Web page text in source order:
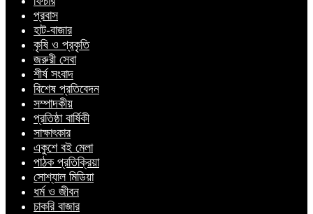
প্রবাস
হাট-বাজার
কৃষি ও প্রকৃতি
জরুরী সেবা
শীর্ষ সংবাদ
বিশেষ প্রতিবেদন
সম্পাদকীয়
প্রতিষ্ঠা বার্ষিকী
সাক্ষাৎকার
একুশে বই মেলা
পাঠক প্রতিক্রিয়া
সোশ্যাল মিডিয়া
ধর্ম ও জীবন
চাকরি বাজার